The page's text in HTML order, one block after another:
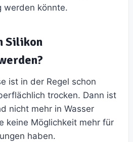
werden könnte.
Silikon
ist in der Regel schon
trocken. Dann ist
nicht mehr in Wasser
keine Möglichkeit mehr für
haben.